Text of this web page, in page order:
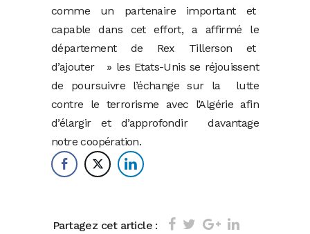
comme un partenaire important et
capable dans cet effort, a affirmé le
département de Rex Tillerson et
d’ajouter » les Etats-Unis se réjouissent
de poursuivre l’échange sur la lutte
contre le terrorisme avec l’Algérie afin
d’élargir et d’approfondir davantage
notre coopération.
Partagez cet article :